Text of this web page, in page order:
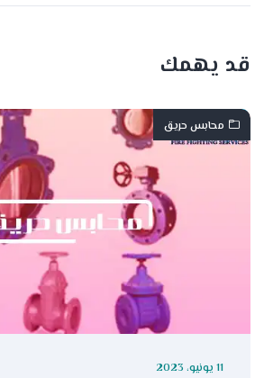
قد يهمك
محابس حريق
11 يونيو، 2023